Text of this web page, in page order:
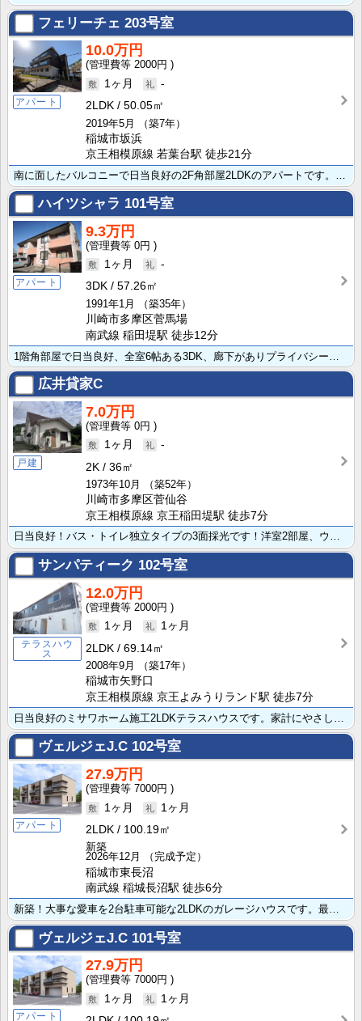
フェリーチェ 203号室
アパート
10.0万円
2000円
1ヶ月
-
2LDK
50.05㎡
2019年5月
（築7年）
稲城市坂浜
京王相模原線 若葉台駅 徒歩21分
ハイツシャラ 101号室
アパート
9.3万円
0円
1ヶ月
-
3DK
57.26㎡
1991年1月
（築35年）
川崎市多摩区菅馬場
南武線 稲田堤駅 徒歩12分
広井貸家C
戸建
7.0万円
0円
1ヶ月
-
2K
36㎡
1973年10月
（築52年）
川崎市多摩区菅仙谷
京王相模原線 京王稲田堤駅 徒歩7分
日当良好！バス・トイレ独立タイプの3面採光です！洋室2部屋、ウッドタイル仕様。近くにコンビニがあり便･･･
サンパティーク 102号室
テラスハウ
ス
12.0万円
2000円
1ヶ月
1ヶ月
2LDK
69.14㎡
2008年9月
（築17年）
稲城市矢野口
京王相模原線 京王よみうりランド駅 徒歩7分
ヴェルジェJ.C 102号室
アパート
27.9万円
7000円
1ヶ月
1ヶ月
2LDK
100.19㎡
新築
2026年12月
（完成予定）
稲城市東長沼
南武線 稲城長沼駅 徒歩6分
ヴェルジェJ.C 101号室
アパート
27.9万円
7000円
1ヶ月
1ヶ月